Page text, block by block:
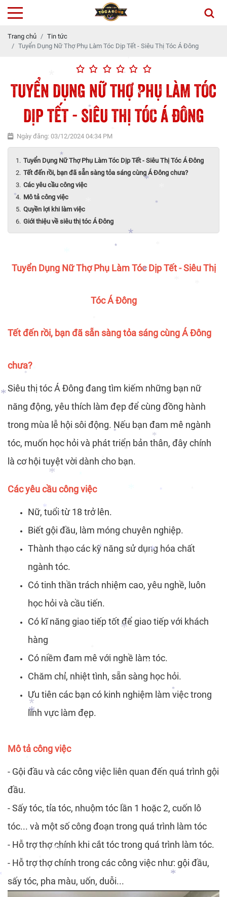
*
*
*
*
*
*
*
*
*
*
*
*
*
*
*
*
*
*
*
*
*
*
*
*
*
*
**
Trang chủ
Tin tức
Tuyển Dụng Nữ Thợ Phụ Làm Tóc Dịp Tết - Siêu Thị Tóc Á Đông
TUYỂN DỤNG NỮ THỢ PHỤ LÀM TÓC
DỊP TẾT - SIÊU THỊ TÓC Á ĐÔNG
Ngày đăng: 03/12/2024 04:34 PM
Tuyển Dụng Nữ Thợ Phụ Làm Tóc Dịp Tết - Siêu Thị Tóc Á Đông
Tết đến rồi, bạn đã sẵn sàng tỏa sáng cùng Á Đông chưa?
Các yêu cầu công việc
Mô tả công việc
Quyền lợi khi làm việc
Giới thiệu về siêu thị tóc Á Đông
Tuyển Dụng Nữ Thợ Phụ Làm Tóc Dịp Tết - Siêu Thị
Tóc Á Đông
Tết đến rồi, bạn đã sẵn sàng tỏa sáng cùng Á Đông
chưa?
Siêu thị tóc Á Đông đang tìm kiếm những bạn nữ
năng động, yêu thích làm đẹp để cùng đồng hành
trong mùa lễ hội sôi động. Nếu bạn đam mê ngành
tóc, muốn học hỏi và phát triển bản thân, đây chính
là cơ hội tuyệt vời dành cho bạn.
Các yêu cầu công việc
Nữ, tuổi từ 18 trở lên.
Biết gội đầu, làm móng chuyên nghiệp.
Thành thạo các kỹ năng sử dụng hóa chất
ngành tóc.
Có tinh thần trách nhiệm cao, yêu nghề, luôn
học hỏi và cầu tiến.
Có kĩ năng giao tiếp tốt để giao tiếp với khách
hàng
Có niềm đam mê với nghề làm tóc.
Chăm chỉ, nhiệt tình, sẵn sàng học hỏi.
Ưu tiên các bạn có kinh nghiệm làm việc trong
lĩnh vực làm đẹp.
Mô tả công việc
- Gội đầu và các công việc liên quan đến quá trình gội
đầu.
- Sấy tóc, tỉa tóc, nhuộm tóc lần 1 hoặc 2, cuốn lô
tóc... và một số công đoạn trong quá trình làm tóc
- Hỗ trợ thợ chính khi cắt tóc trong quá trình làm tóc.
- Hỗ trợ thợ chính trong các công việc như: gội đầu,
sấy tóc, pha màu, uốn, duỗi...